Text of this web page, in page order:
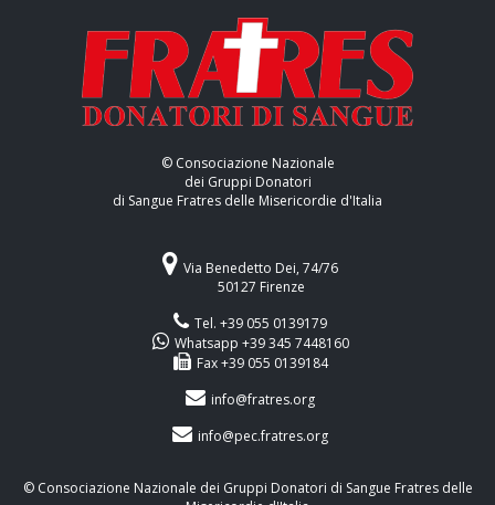
© Consociazione Nazionale
dei Gruppi Donatori
di Sangue Fratres delle Misericordie d'Italia
Via Benedetto Dei, 74/76
50127 Firenze
Tel. +39 055 0139179
Whatsapp +39 345 7448160
Fax +39 055 0139184
info@fratres.org
info@pec.fratres.org
© Consociazione Nazionale dei Gruppi Donatori di Sangue Fratres delle